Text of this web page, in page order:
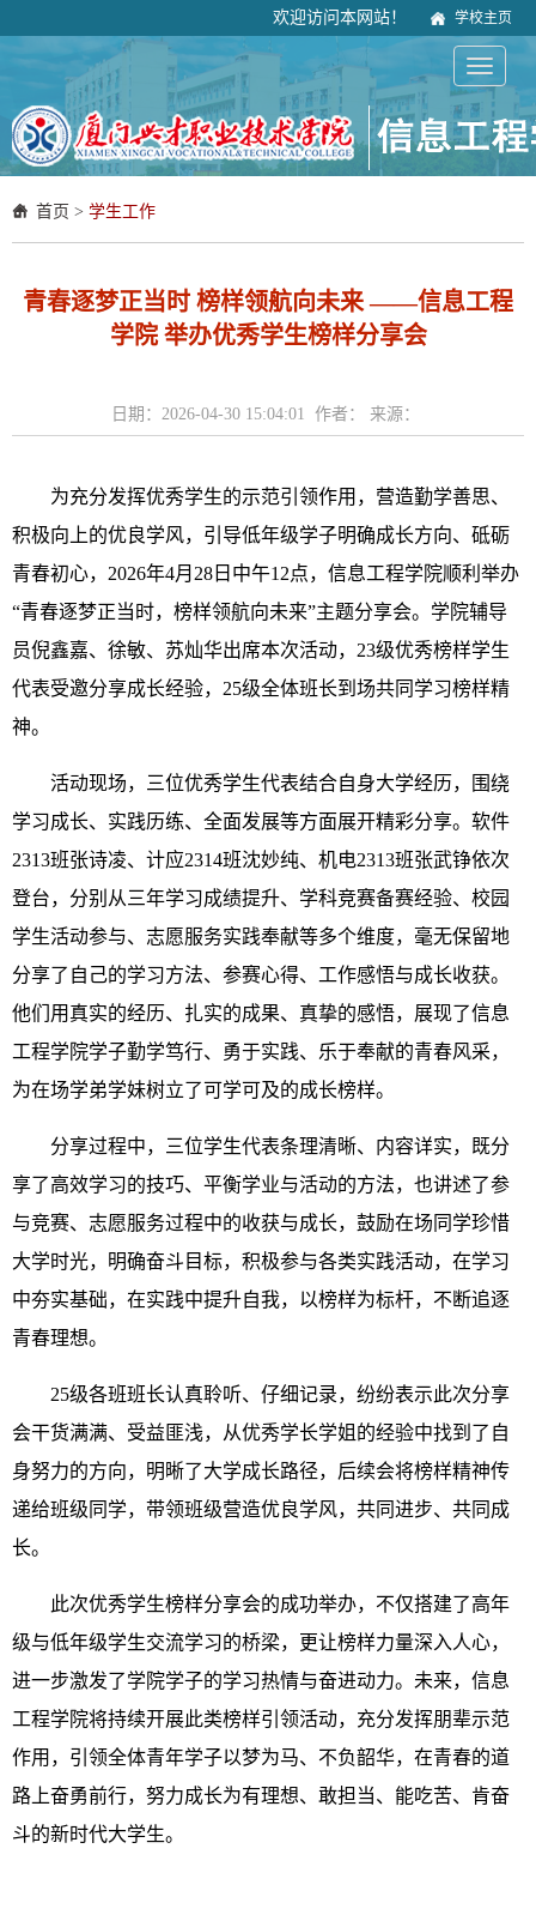
欢迎访问本网站！ 学校主页
首页 > 学生工作
青春逐梦正当时 榜样领航向未来 ——信息工程
学院 举办优秀学生榜样分享会
日期：2026-04-30 15:04:01 作者： 来源：
为充分发挥优秀学生的示范引领作用，营造勤学善思、
积极向上的优良学风，引导低年级学子明确成长方向、砥砺
青春初心，2026年4月28日中午12点，信息工程学院顺利举办
“青春逐梦正当时，榜样领航向未来”主题分享会。学院辅导
员倪鑫嘉、徐敏、苏灿华出席本次活动，23级优秀榜样学生
代表受邀分享成长经验，25级全体班长到场共同学习榜样精
神。
活动现场，三位优秀学生代表结合自身大学经历，围绕
学习成长、实践历练、全面发展等方面展开精彩分享。软件
2313班张诗凌、计应2314班沈妙纯、机电2313班张武铮依次
登台，分别从三年学习成绩提升、学科竞赛备赛经验、校园
学生活动参与、志愿服务实践奉献等多个维度，毫无保留地
分享了自己的学习方法、参赛心得、工作感悟与成长收获。
他们用真实的经历、扎实的成果、真挚的感悟，展现了信息
工程学院学子勤学笃行、勇于实践、乐于奉献的青春风采，
为在场学弟学妹树立了可学可及的成长榜样。
分享过程中，三位学生代表条理清晰、内容详实，既分
享了高效学习的技巧、平衡学业与活动的方法，也讲述了参
与竞赛、志愿服务过程中的收获与成长，鼓励在场同学珍惜
大学时光，明确奋斗目标，积极参与各类实践活动，在学习
中夯实基础，在实践中提升自我，以榜样为标杆，不断追逐
青春理想。
25级各班班长认真聆听、仔细记录，纷纷表示此次分享
会干货满满、受益匪浅，从优秀学长学姐的经验中找到了自
身努力的方向，明晰了大学成长路径，后续会将榜样精神传
递给班级同学，带领班级营造优良学风，共同进步、共同成
长。
此次优秀学生榜样分享会的成功举办，不仅搭建了高年
级与低年级学生交流学习的桥梁，更让榜样力量深入人心，
进一步激发了学院学子的学习热情与奋进动力。未来，信息
工程学院将持续开展此类榜样引领活动，充分发挥朋辈示范
作用，引领全体青年学子以梦为马、不负韶华，在青春的道
路上奋勇前行，努力成长为有理想、敢担当、能吃苦、肯奋
斗的新时代大学生。